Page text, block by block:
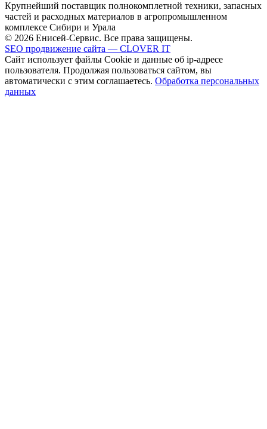
Крупнейший поставщик полнокомплетной техники, запасных
частей и расходных материалов в агропромышленном
комплексе Сибири и Урала
© 2026 Енисей-Сервис. Все права защищены.
SEO продвижение сайта — CLOVER IT
Сайт использует файлы Cookie и данные об ip-адресе
пользователя. Продолжая пользоваться сайтом, вы
автоматически с этим соглашаетесь. Обработка персональных
данных